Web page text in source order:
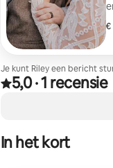
€
€
,
Je kunt Riley een bericht
Beoordeeld met 5,0 van
5,0
, ·1 recensie
In het kort